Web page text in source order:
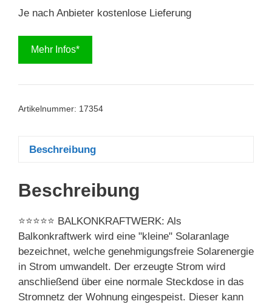
Je nach Anbieter kostenlose Lieferung
Mehr Infos*
Artikelnummer: 17354
Beschreibung
Beschreibung
⭐⭐⭐⭐⭐ BALKONKRAFTWERK: Als
Balkonkraftwerk wird eine "kleine" Solaranlage
bezeichnet, welche genehmigungsfreie Solarenergie
in Strom umwandelt. Der erzeugte Strom wird
anschließend über eine normale Steckdose in das
Stromnetz der Wohnung eingespeist. Dieser kann